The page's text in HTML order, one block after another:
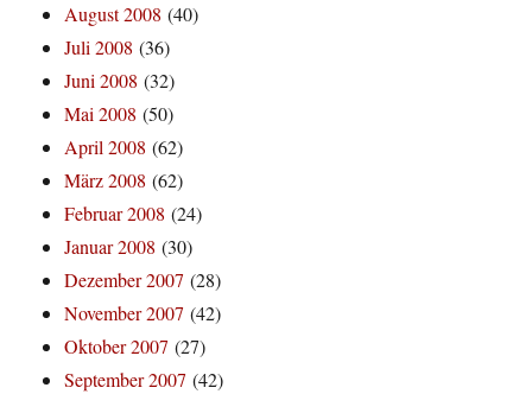
August 2008 (40)
Juli 2008 (36)
Juni 2008 (32)
Mai 2008 (50)
April 2008 (62)
März 2008 (62)
Februar 2008 (24)
Januar 2008 (30)
Dezember 2007 (28)
November 2007 (42)
Oktober 2007 (27)
September 2007 (42)